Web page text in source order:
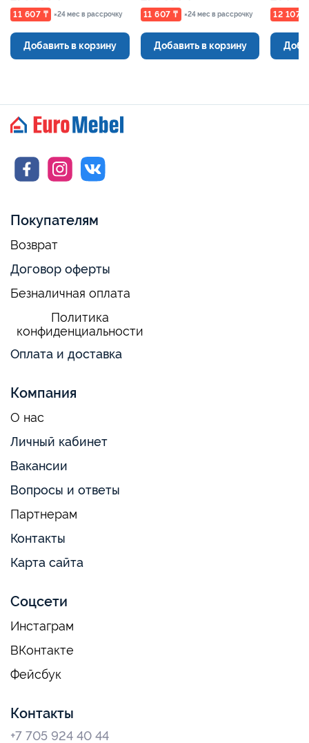
11 607 ₸ ×24 мес в рассрочку
Добавить в корзину
Евромебель
11 607 ₸ ×24 мес в рассрочку
Добавить в корзину
12 107 ₸
Покупателям
Возврат
Договор оферты
Безналичная оплата
Политика
конфиденциальности
Оплата и доставка
Компания
О нас
Личный кабинет
Вакансии
Вопросы и ответы
Партнерам
Контакты
Карта сайта
Соцсети
Инстаграм
ВКонтакте
Фейсбук
Контакты
+7 705 924 40 44